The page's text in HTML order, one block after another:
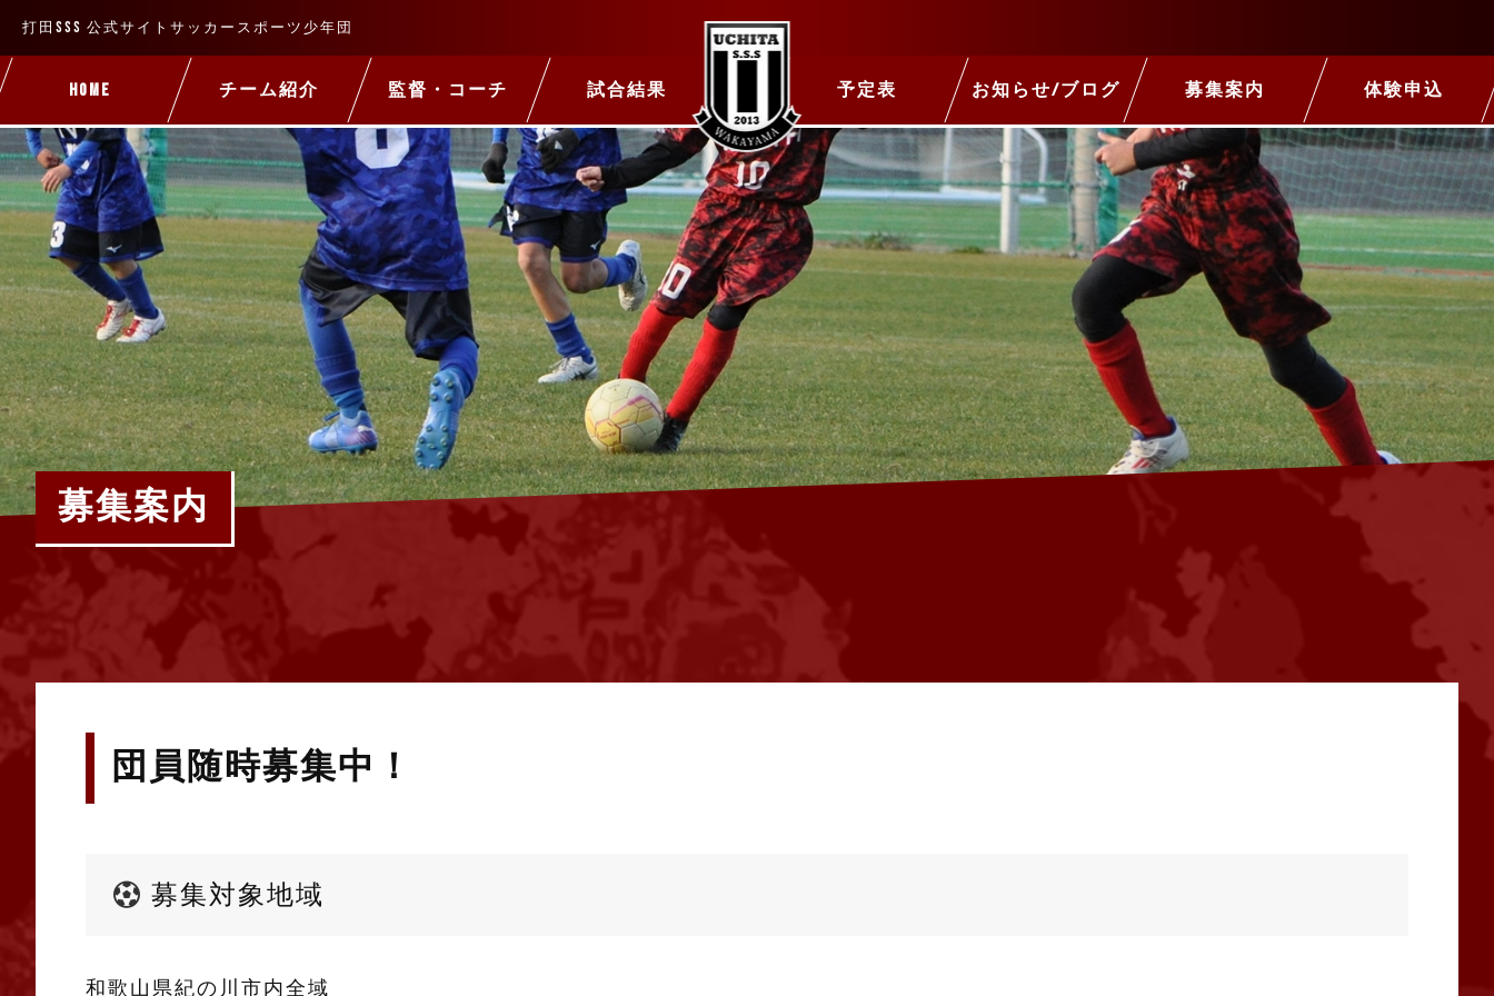
打田SSS 公式サイト サッカースポーツ少年団
HOME チーム紹介 監督・コーチ 試合結果 予定表 お知らせ/ブログ 募集案内 体験申込
募集案内
団員随時募集中！
募集対象地域
和歌山県紀の川市内全域